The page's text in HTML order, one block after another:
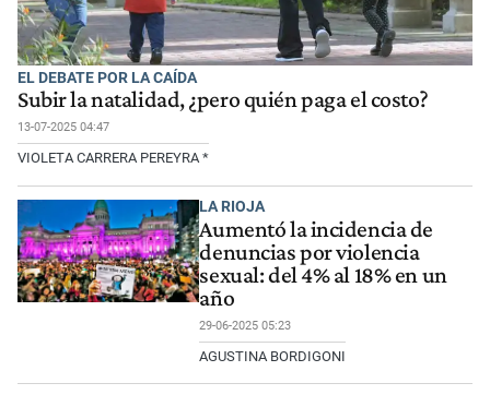
EL DEBATE POR LA CAÍDA
Subir la natalidad, ¿pero quién paga el costo?
13-07-2025 04:47
VIOLETA CARRERA PEREYRA *
LA RIOJA
Aumentó la incidencia de
denuncias por violencia
sexual: del 4% al 18% en un
año
29-06-2025 05:23
AGUSTINA BORDIGONI